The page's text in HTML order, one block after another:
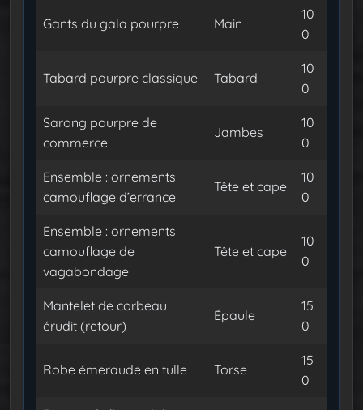
Gants du gala pourpre Main
10
0
Tabard pourpre classique Tabard
10
0
Sarong pourpre de
commerce
Jambes
10
0
Ensemble : ornements
camouflage d’errance
Tête et cape
10
0
Ensemble : ornements
camouflage de
vagabondage
Tête et cape
10
0
Mantelet de corbeau
érudit (retour)
Épaule
15
0
Robe émeraude en tulle Torse
15
0